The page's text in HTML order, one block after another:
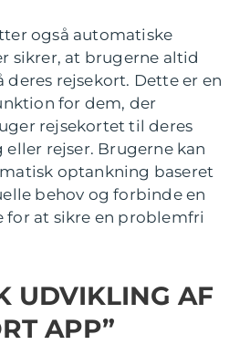
også automatiske
sikrer, at brugerne altid
deres rejsekort. Dette er en
for dem, der
rejsekortet til deres
rejser. Brugerne kan
optankning baseret
behov og forbinde en
at sikre en problemfri
UDVIKLING AF
APP”